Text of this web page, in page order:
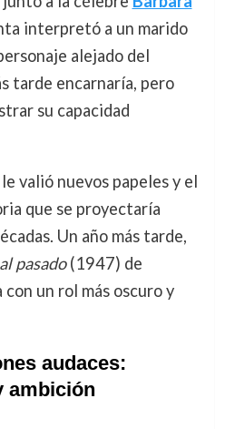
interpretó a un marido
alejado del
tarde encarnaría, pero
su capacidad
valió nuevos papeles y el
que se proyectaría
Un año más tarde,
pasado(1947) de
con un rol más oscuro y
audaces:
ambición